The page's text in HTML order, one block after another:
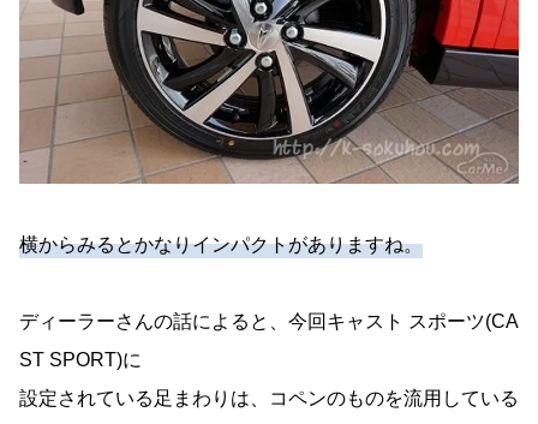
横からみるとかなりインパクトがありますね。
ディーラーさんの話によると、今回キャスト スポーツ(CA
ST SPORT)に
設定されている足まわりは、コペンのものを流用している